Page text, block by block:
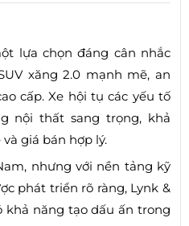
lựa chọn đáng cân nhắc
xăng 2.0 mạnh mẽ, an
cấp. Xe hội tụ các yếu tố
nội thất sang trọng, khả
giá bán hợp lý.
nhưng với nền tảng kỹ
phát triển rõ ràng, Lynk &
khả năng tạo dấu ấn trong